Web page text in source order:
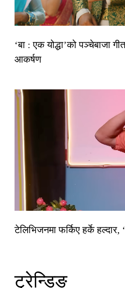
‘बा : एक योद्धा’को पञ्चेबाजा
आकर्षण
टेलिभिजनमा फर्किए हर्के
ट्रेन्डिङ